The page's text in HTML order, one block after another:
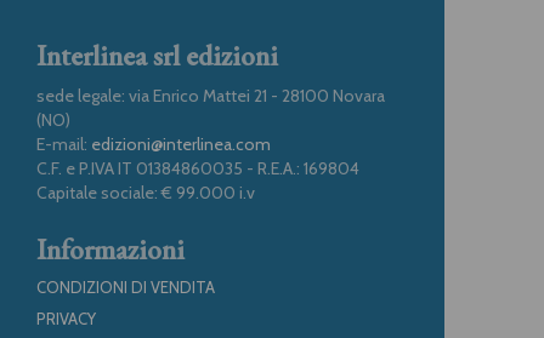
Interlinea srl edizioni
sede legale: via Enrico Mattei 21 - 28100 Novara
(NO)
E-mail: edizioni@interlinea.com
C.F. e P.IVA IT 01384860035 - R.E.A.: 169804
Capitale sociale: € 99.000 i.v
Informazioni
CONDIZIONI DI VENDITA
PRIVACY